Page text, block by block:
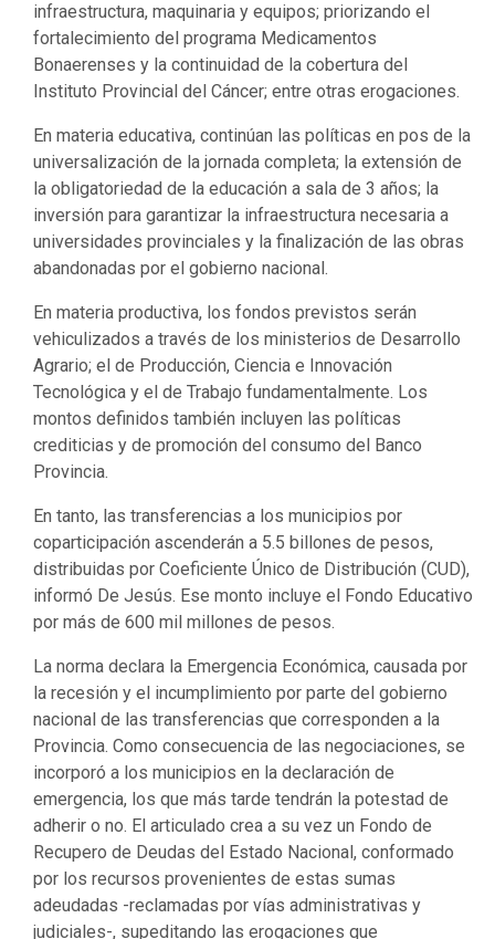
infraestructura, maquinaria y equipos; priorizando el
fortalecimiento del programa Medicamentos
Bonaerenses y la continuidad de la cobertura del
Instituto Provincial del Cáncer; entre otras erogaciones.
En materia educativa, continúan las políticas en pos de la
universalización de la jornada completa; la extensión de
la obligatoriedad de la educación a sala de 3 años; la
inversión para garantizar la infraestructura necesaria a
universidades provinciales y la finalización de las obras
abandonadas por el gobierno nacional.
En materia productiva, los fondos previstos serán
vehiculizados a través de los ministerios de Desarrollo
Agrario; el de Producción, Ciencia e Innovación
Tecnológica y el de Trabajo fundamentalmente. Los
montos definidos también incluyen las políticas
crediticias y de promoción del consumo del Banco
Provincia.
En tanto, las transferencias a los municipios por
coparticipación ascenderán a 5.5 billones de pesos,
distribuidas por Coeficiente Único de Distribución (CUD),
informó De Jesús. Ese monto incluye el Fondo Educativo
por más de 600 mil millones de pesos.
La norma declara la Emergencia Económica, causada por
la recesión y el incumplimiento por parte del gobierno
nacional de las transferencias que corresponden a la
Provincia. Como consecuencia de las negociaciones, se
incorporó a los municipios en la declaración de
emergencia, los que más tarde tendrán la potestad de
adherir o no. El articulado crea a su vez un Fondo de
Recupero de Deudas del Estado Nacional, conformado
por los recursos provenientes de estas sumas
adeudadas -reclamadas por vías administrativas y
judiciales-, supeditando las erogaciones que